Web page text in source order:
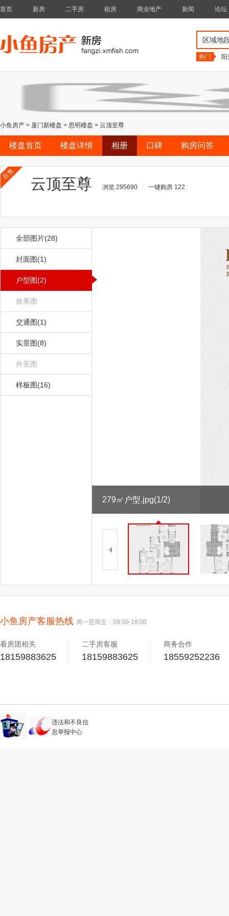
首页 新房 二手房 租房 商业地产 新闻 论坛
区域地
热门
小鱼房产 > 厦门新楼盘 > 思明楼盘 > 云顶至尊
楼盘首页 楼盘详情 相册 口碑 购房问答
在售
云顶至尊 浏览 295690 一键购房 122
全部图片(28)
封面图(1)
户型图(2)
效果图
交通图(1)
实景图(8)
外景图
样板图(16)
279㎡户型.jpg(1/2)
小鱼房产客服热线 周一至周五：09:00-18:00
看房团相关
18159883625
二手房客服
18159883625
商务合作
18559252236
违法和不良信
息举报中心